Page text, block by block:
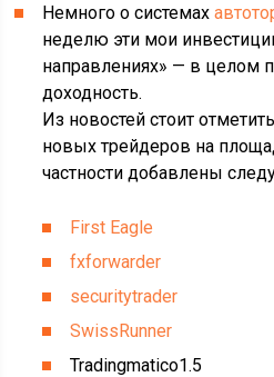
Немного о системах
неделю эти мои
направлениях» — в целом
доходность.
Из новостей стоит
новых трейдеров на
частности добавлены
First Eagle
fxforwarder
securitytrader
SwissRunner
Tradingmatico1.5